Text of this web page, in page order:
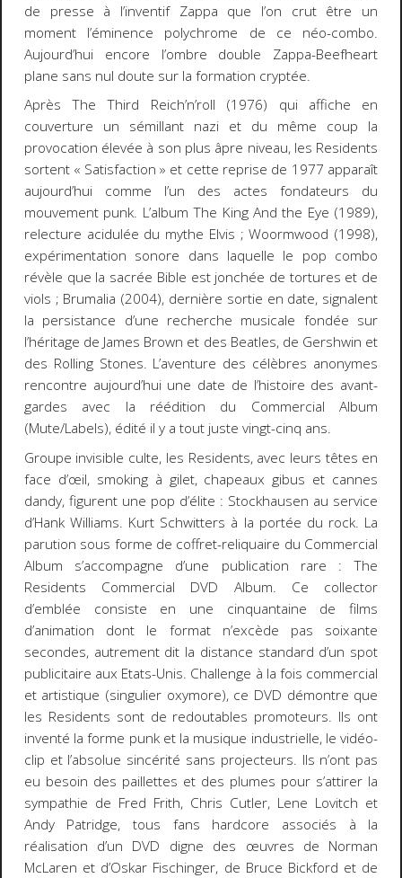
de presse à l’inventif Zappa que l’on crut être un
moment l’éminence polychrome de ce néo-combo.
Aujourd’hui encore l’ombre double Zappa-Beefheart
plane sans nul doute sur la formation cryptée.
AprèsThe Third Reich’n’roll (1976) qui affiche en
couverture un sémillant nazi et du même coup la
provocation élevée à son plus âpre niveau, les Residents
sortent « Satisfaction » et cette reprise de 1977 apparaît
aujourd’hui comme l’un des actes fondateurs du
mouvement punk. L’albumThe King And the Eye (1989),
relecture acidulée du mythe Elvis ;Woormwood (1998),
expérimentation sonore dans laquelle le pop combo
révèle que la sacrée Bible est jonchée de tortures et de
viols ; Brumalia (2004), dernière sortie en date, signalent
la persistance d’une recherche musicale fondée sur
l’héritage de James Brown et des Beatles, de Gershwin et
des Rolling Stones. L’aventure des célèbres anonymes
rencontre aujourd’hui une date de l’histoire des avant-
gardes avec la réédition du Commercial Album
(Mute/Labels), édité il y a tout juste vingt-cinq ans.
Groupe invisible culte, les Residents, avec leurs têtes en
face d’œil, smoking à gilet, chapeaux gibus et cannes
dandy, figurent une pop d’élite : Stockhausen au service
d’Hank Williams. Kurt Schwitters à la portée du rock. La
parution sous forme de coffret-reliquaire du Commercial
Album s’accompagne d’une publication rare :The
Residents Commercial DVD Album. Ce collector
d’emblée consiste en une cinquantaine de films
d’animation dont le format n’excède pas soixante
secondes, autrement dit la distance standard d’un spot
publicitaire aux Etats-Unis. Challenge à la fois commercial
et artistique (singulier oxymore), ce DVD démontre que
les Residents sont de redoutables promoteurs. Ils ont
inventé la forme punk et la musique industrielle, le vidéo-
clip et l’absolue sincérité sans projecteurs. Ils n’ont pas
eu besoin des paillettes et des plumes pour s’attirer la
sympathie de Fred Frith, Chris Cutler, Lene Lovitch et
Andy Patridge, tous fans hardcore associés à la
réalisation d’un DVD digne des œuvres de Norman
McLaren et d’Oskar Fischinger, de Bruce Bickford et de